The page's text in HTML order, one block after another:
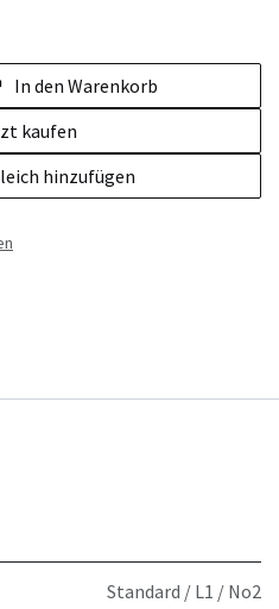
In den Warenkorb
kaufen
hinzufügen
Standard / L1 / No2